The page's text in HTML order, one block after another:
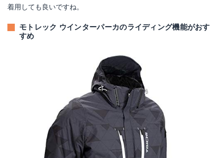
着用しても良いですね。
モトレック ウインターパーカのライディング機能がおす
すめ